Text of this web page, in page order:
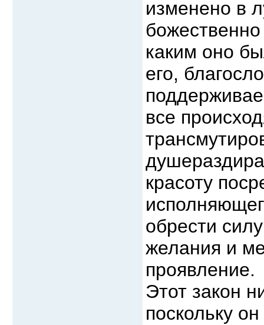
изменено в
каким оно
его,
все
красоту
обрести
желания и
проявление.
Этот закон
поскольку